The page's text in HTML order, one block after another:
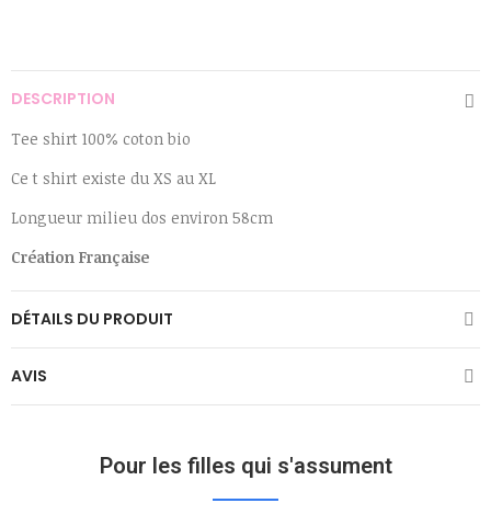
DESCRIPTION
Tee shirt 100% coton bio
Ce t shirt existe du XS au XL
Longueur milieu dos environ 58cm
Création Française
DÉTAILS DU PRODUIT
AVIS
Pour les filles qui s'assument